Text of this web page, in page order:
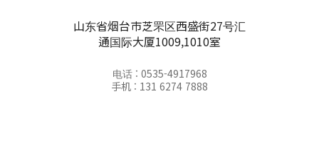
山东省烟台市芝罘区西盛街27号汇
通国际大厦1009,1010室
电话 : 0535-4917968
手机 : 131 6274 7888